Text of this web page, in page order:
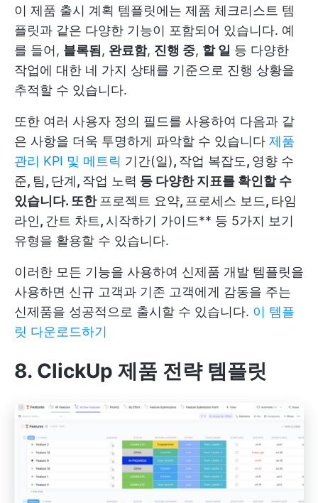
이 제품 출시 계획 템플릿에는 제품 체크리스트 템
플릿과 같은 다양한 기능이 포함되어 있습니다. 예
를 들어, 블록됨, 완료함, 진행 중, 할 일 등 다양한
작업에 대한 네 가지 상태를 기준으로 진행 상황을
추적할 수 있습니다.
또한 여러 사용자 정의 필드를 사용하여 다음과 같
은 사항을 더욱 투명하게 파악할 수 있습니다 제품
관리 KPI 및 메트릭 기간(일), 작업 복잡도, 영향 수
준, 팀, 단계, 작업 노력 등 다양한 지표를 확인할 수
있습니다. 또한 프로젝트 요약, 프로세스 보드, 타임
라인, 간트 차트,시작하기 가이드** 등 5가지 보기
유형을 활용할 수 있습니다.
이러한 모든 기능을 사용하여 신제품 개발 템플릿을
사용하면 신규 고객과 기존 고객에게 감동을 주는
신제품을 성공적으로 출시할 수 있습니다. 이 템플
릿 다운로드하기
8. ClickUp 제품 전략 템플릿